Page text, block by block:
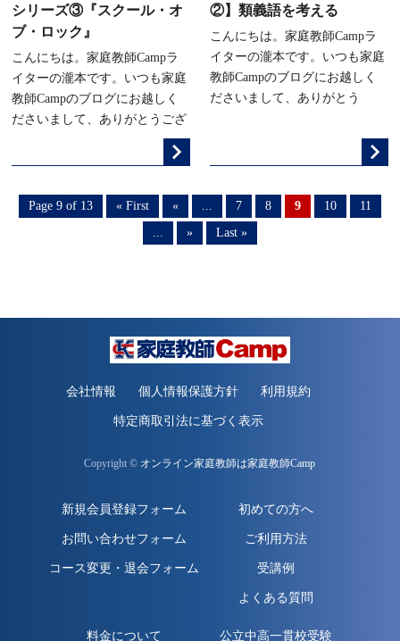
シリーズ③『スクール・オ
ブ・ロック』
こんにちは。家庭教師Campラ
イターの瀧本です。いつも家庭
教師Campのブログにお越しく
ださいまして、ありがとうござ
②】類義語を考える
こんにちは。家庭教師Campラ
イターの瀧本です。いつも家庭
教師Campのブログにお越しく
ださいまして、ありがとう
Page 9 of 13 « First « ... 7 8 9 10
11
...
» Last »
会社情報 個人情報保護方針 利用規約
特定商取引法に基づく表示
Copyright © オンライン家庭教師は家庭教師Camp
新規会員登録フォーム
お問い合わせフォーム
コース変更・退会フォーム
初めての方へ
ご利用方法
受講例
よくある質問
料金について 公立中高一貫校受験